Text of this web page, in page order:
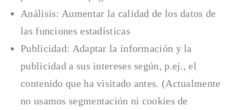
Análisis: Aumentar la calidad de los datos de
las funciones estadísticas
Publicidad: Adaptar la información y la
publicidad a sus intereses según, p.ej., el
contenido que ha visitado antes. (Actualmente
no usamos segmentación ni cookies de